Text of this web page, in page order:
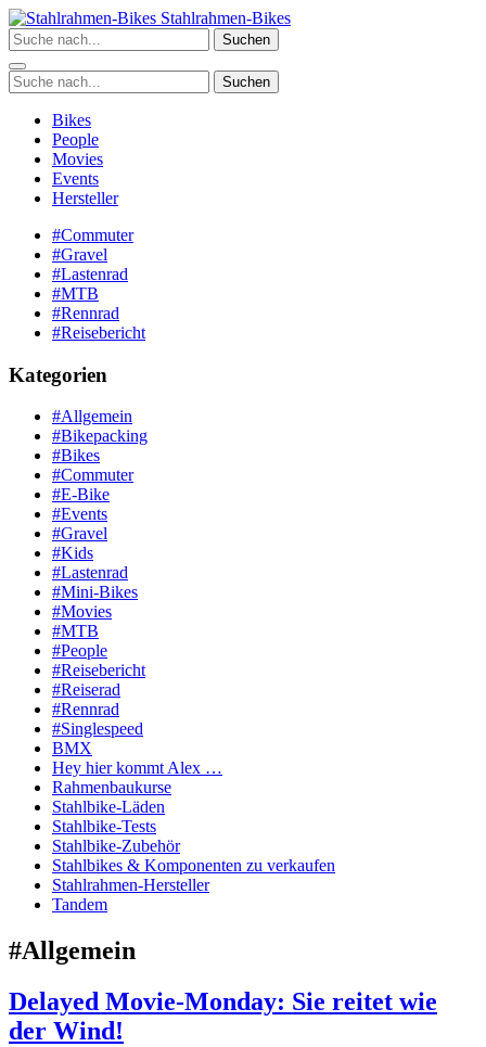
Zum
Inhalt
springen
Stahlrahmen-Bikes
Suchen
Suchen
Bikes
People
Movies
Events
Hersteller
#Commuter
#Gravel
#Lastenrad
#MTB
#Rennrad
#Reisebericht
Kategorien
#Allgemein
#Bikepacking
#Bikes
#Commuter
#E-Bike
#Events
#Gravel
#Kids
#Lastenrad
#Mini-Bikes
#Movies
#MTB
#People
#Reisebericht
#Reiserad
#Rennrad
#Singlespeed
BMX
Hey hier kommt Alex …
Rahmenbaukurse
Stahlbike-Läden
Stahlbike-Tests
Stahlbike-Zubehör
Stahlbikes & Komponenten zu verkaufen
Stahlrahmen-Hersteller
Tandem
#Allgemein
Delayed Movie-Monday: Sie reitet wie
der Wind!